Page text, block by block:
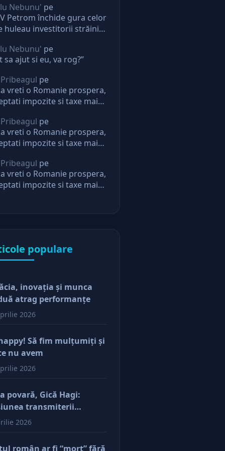
Nebunu' pe
Petrom închide gura celor
huleau investitorii străini.
Nebunu' pe
sa ajut si eu, va rog?”
pe
vreti o Romanie prospera,
impozite si taxe mai
de la stat
pe
vreti o Romanie prospera,
impozite si taxe mai
de la stat
pe
vreti o Romanie prospera,
impozite si taxe mai
populare
inovaţia şi munca
atrag performanţe
2026
Să fim mulţumiţi şi
nu avem
2026
povară, Gică Hagi:
transmiterii
şi a mentalităţii o
vor să-și lase moştenire
2026
român ar fi “mort” fără